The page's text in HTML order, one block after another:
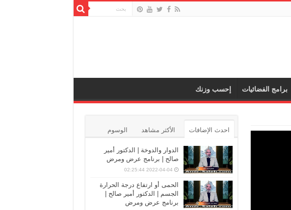
برامج الفضائيات إحسب وزنك
احدث الإضافات الأكثر مشاهد الوسوم
الدوار والدوخة | الدكتور أمير
صالح | برنامج عرض ومرض
2022-04-04 02:25:44
الحمى أو ارتفاع درجة الحرارة
الجسم | الدكتور أمير صالح |
برنامج عرض ومرض